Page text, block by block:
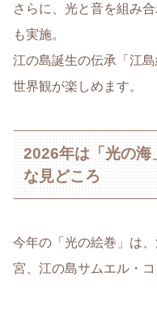
さらに、光と音を組み
も実施。
江の島誕生の伝承「江
世界観が楽しめます。
2026年は「光の海
な見どころ
今年の「光の絵巻」は
宮、江の島サムエル・